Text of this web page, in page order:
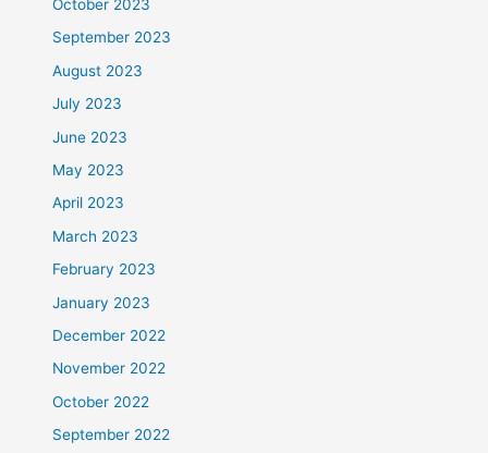
October 2023
September 2023
August 2023
July 2023
June 2023
May 2023
April 2023
March 2023
February 2023
January 2023
December 2022
November 2022
October 2022
September 2022